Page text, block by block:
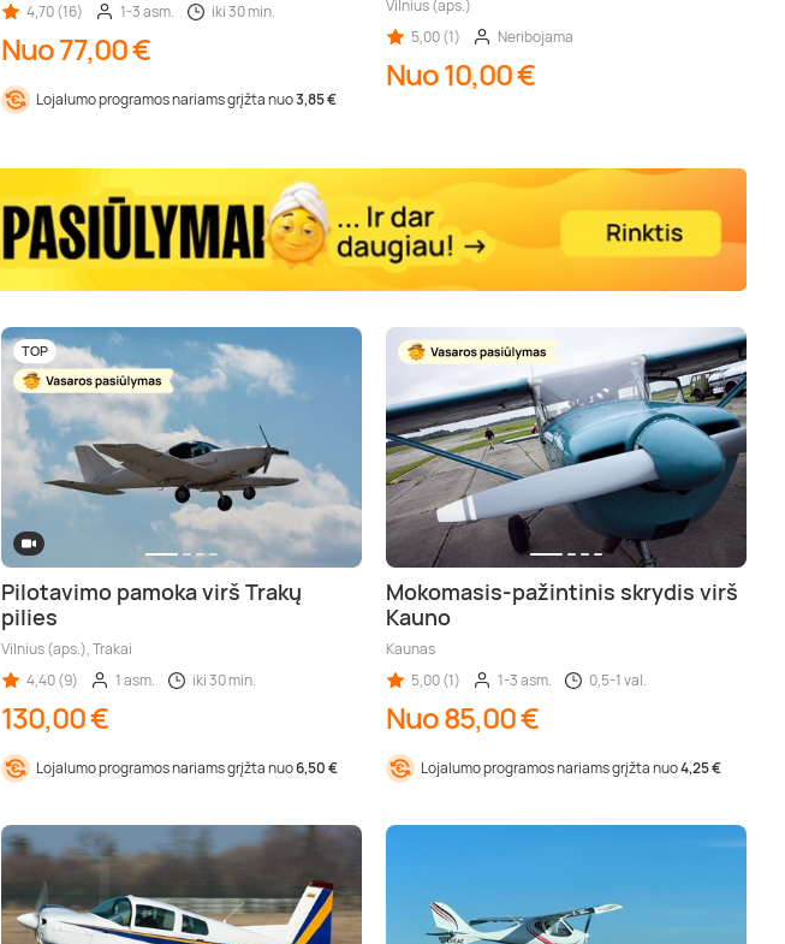
4,70 (16)
1-3 asm. iki 30 min.
Nuo 77,00 €
Lojalumo programos nariams grįžta nuo3,85 €
Vilnius (aps.)
5,00 (1)
Neribojama
Nuo 10,00 €
TOP
Pilotavimo pamoka virš Trakų
pilies
Vilnius (aps.), Trakai
4,40 (9)
1 asm. iki 30 min.
130,00 €
Lojalumo programos nariams grįžta nuo6,50 €
Mokomasis-pažintinis skrydis virš
Kauno
Kaunas
5,00 (1)
1-3 asm. 0,5-1 val.
Nuo 85,00 €
Lojalumo programos nariams grįžta nuo4,25 €